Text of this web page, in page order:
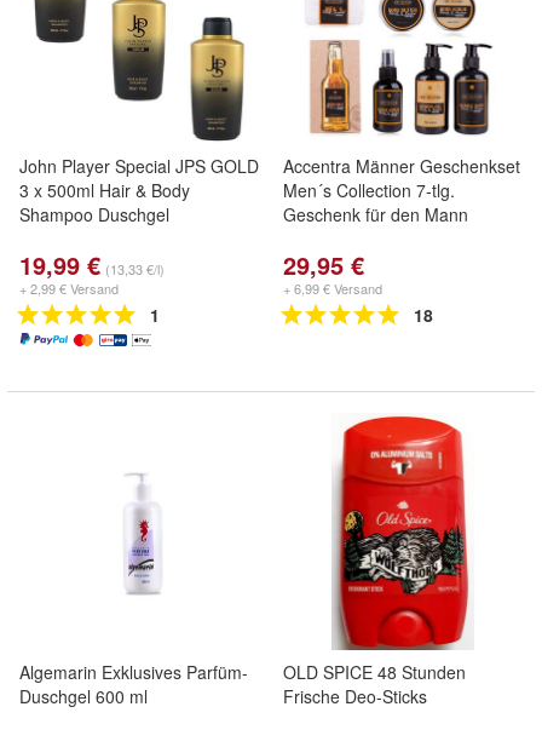
John Player Special JPS GOLD
3 x 500ml Hair & Body
Shampoo Duschgel
19,99 € (13,33 €/l)
+ 2,99 € Versand
1
Accentra Männer Geschenkset
Men´s Collection 7-tlg.
Geschenk für den Mann
29,95 €
+ 6,99 € Versand
18
Algemarin Exklusives Parfüm-
Duschgel 600 ml
OLD SPICE 48 Stunden
Frische Deo-Sticks